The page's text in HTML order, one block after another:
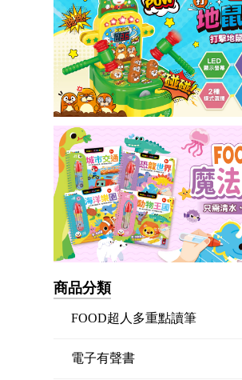
商品分類
FOOD超人多重點讀筆
電子有聲書